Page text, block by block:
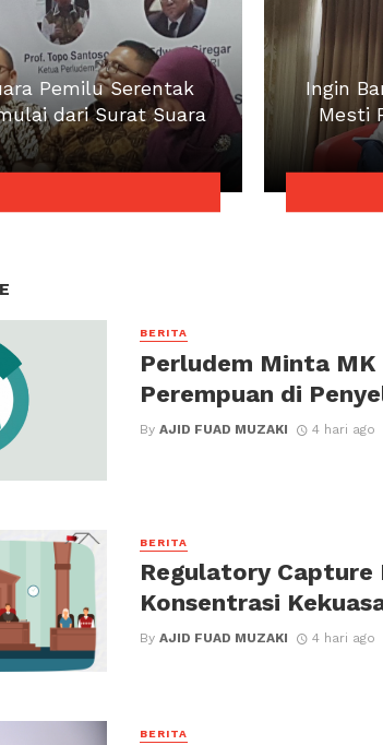
Pemilu Serentak
dari Surat Suara
Ingin
Mesti
BERITA
Perludem Minta
Perempuan di
By AJID FUAD MUZAKI 4 hari ago
BERITA
Regulatory Capture
Konsentrasi
By AJID FUAD MUZAKI 4 hari ago
BERITA